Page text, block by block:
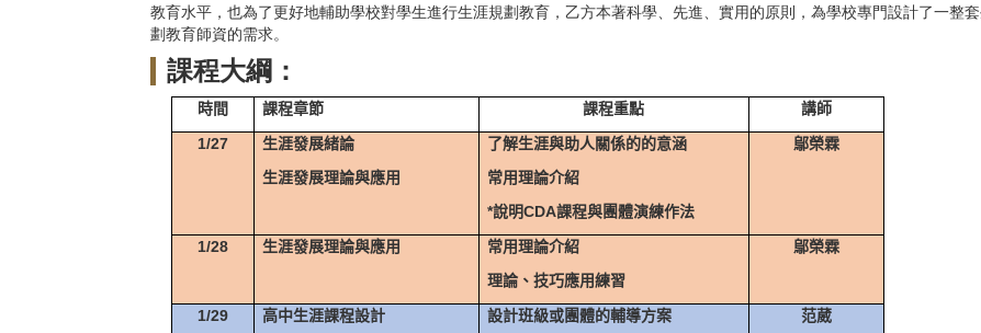
教育水平，也為了更好地輔助學校對學生進行生涯規劃教育，乙方本著科學、先進、實用的原則，為學校專門設計了一整
劃教育師資的需求。
課程大綱：
時間 課程章節 課程重點
講師
1/27
生涯發展緒論
生涯發展理論與應用
了解生涯與助人關係的的意涵
常用理論介紹
*說明CDA課程與團體演練作法
鄔榮霖
1/28 生涯發展理論與應用
常用理論介紹
理論、技巧應用練習
鄔榮霖
1/29 高中生涯課程設計 設計班級或團體的輔導方案
范葳